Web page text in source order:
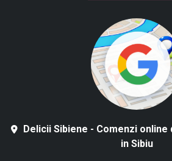
Delicii Sibiene - Comenzi
in Sibiu